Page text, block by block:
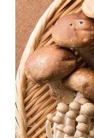
調理法
イベン